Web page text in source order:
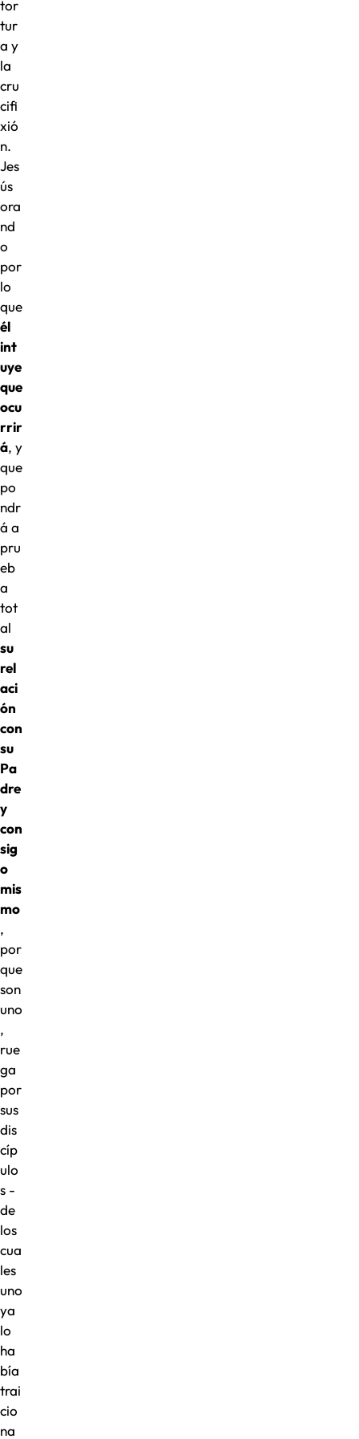
tor
tur
a y
la
cru
cifi
xió
n.
Jes
ús
ora
nd
o
por
lo
que
él
int
uye
que
ocu
rrir
á, y
que
po
ndr
á a
pru
eb
a
tot
al
su
rel
aci
ón
con
su
Pa
dre
y
con
sig
o
mis
mo
,
por
que
son
uno
,
rue
ga
por
sus
dis
cíp
ulo
s -
de
los
cua
les
uno
ya
lo
ha
bía
trai
cio
na